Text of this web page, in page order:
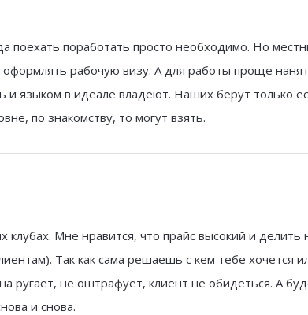
поехать поработать просто необходимо. Но
рабочую визу. А для работы проще
и языком в идеале владеют. Наших берут только
по знакомству, то могут взять.
клубах. Мне нравится, что прайс высокий и делить
Так как сама решаешь с кем тебе хочется
ругает, не оштрафует, клиент не обидеться. А
и снова.